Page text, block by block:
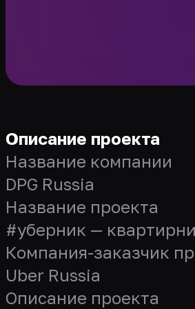
Описание проекта
Название компании
DPG Russia
Название проекта
#уберник —
Компания-заказчик
Uber Russia
Описание проекта